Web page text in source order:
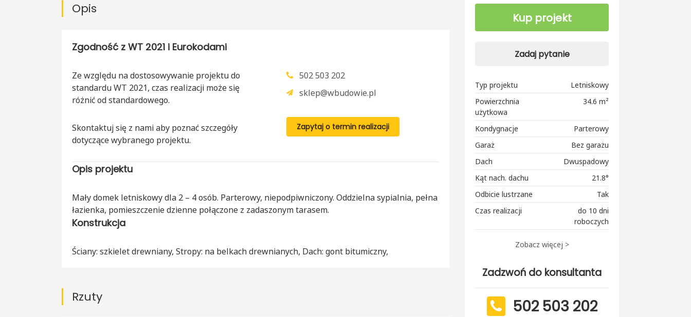
Opis
Zgodność z WT 2021 i Eurokodami
Ze względu na dostosowywanie projektu do
standardu WT 2021, czas realizacji może się
różnić od standardowego.
Skontaktuj się z nami aby poznać szczegóły
dotyczące wybranego projektu.
502 503 202
sklep@wbudowie.pl
Zapytaj o termin realizacji
Opis projektu
Mały domek letniskowy dla 2 – 4 osób. Parterowy, niepodpiwniczony. Oddzielna sypialnia, pełna
łazienka, pomieszczenie dzienne połączone z zadaszonym tarasem.
Konstrukcja
Ściany: szkielet drewniany, Stropy: na belkach drewnianych, Dach: gont bitumiczny,
Rzuty
Kup projekt
Zadaj pytanie
Typ projektu
Letniskowy
Powierzchnia
użytkowa
34.6 m²
Kondygnacje
Parterowy
Garaż
Bez garażu
Dach
Dwuspadowy
Kąt nach. dachu
21.8°
Odbicie lustrzane
Tak
Czas realizacji
do 10 dni
roboczych
Zobacz więcej >
Zadzwoń do konsultanta
502 503 202